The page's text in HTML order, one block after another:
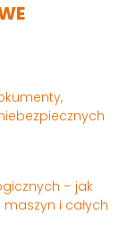
– jak
i całych